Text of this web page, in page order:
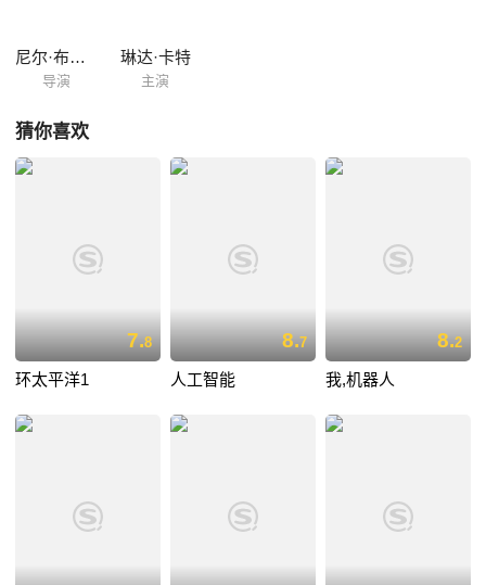
尼尔·布洛姆坎普
导演
琳达·卡特
主演
猜你喜欢
7.8
环太平洋1
8.7
人工智能
8.2
我,机器人